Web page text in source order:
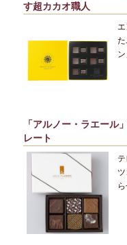
す超カカオ職人
た
「アルノー・ラエール
レート
テ